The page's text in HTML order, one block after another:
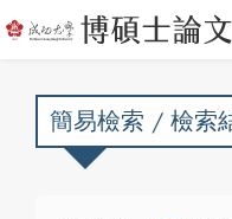
簡易檢索 / 檢索